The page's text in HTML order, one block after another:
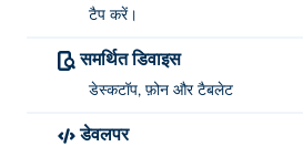
टैप करें।
समर्थित डिवाइस
डेस्कटॉप, फ़ोन और टैबलेट
डेवलपर